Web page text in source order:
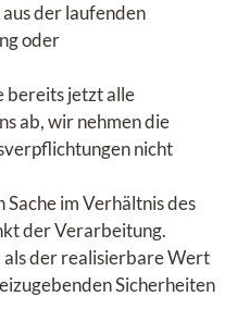
der laufenden
oder
bereits jetzt alle
ab, wir nehmen die
nicht
im Verhältnis des
der Verarbeitung.
als der realisierbare Wert
Sicherheiten